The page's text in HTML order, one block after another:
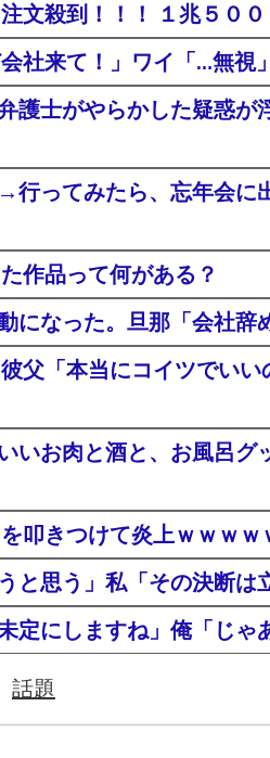
文殺到！！！ １兆５０
会社来て！」ワイ「…無
護士がやらかした疑惑
行ってみたら、忘年会
作品って何がある？
になった。旦那「会社
父「本当にコイツでい
いお肉と酒と、お風呂
叩きつけて炎上ｗｗｗｗ
と思う」私「その決断
定にしますね」俺「じ
話題